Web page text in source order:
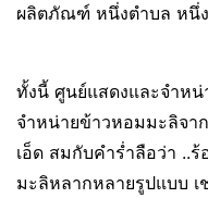
ผลิตภัณฑ์ หนึ่งตำบล หนึ่
ทั้งนี้ ศูนย์แสดงและจำหน่
จำหน่ายข้าวหอมมะลิจา
เอ็ด สมกับคำร่ำลือว่า ..
มะลิหลากหลายรูปแบบ